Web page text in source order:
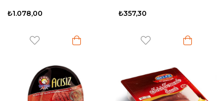
₺1.078,00 ₺357,30